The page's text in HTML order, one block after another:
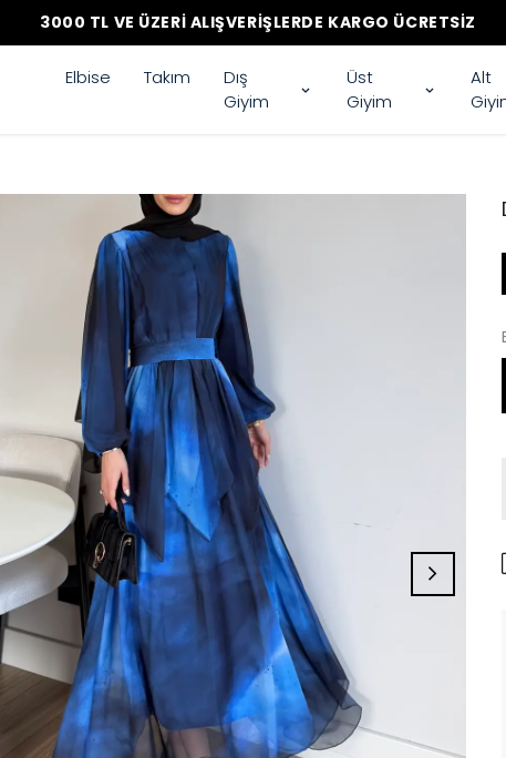
3000 TL VE ÜZERI ALIŞVERIŞLERDE KARGO ÜCRETSIZ
Elbise Takım
Dış
Giyim
Üst
Giyim
Alt